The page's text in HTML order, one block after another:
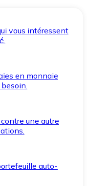
vous intéressent
en monnaie
une autre
auto-